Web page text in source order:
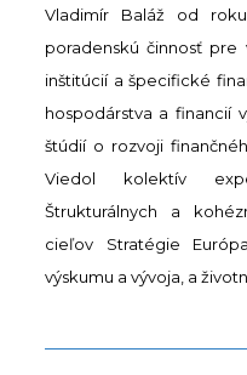
Vladimír Baláž od
poradenskú činnosť pre
inštitúcií a špecifické
hospodárstva a financií
štúdií o rozvoji
Viedol kolektív
Štrukturálnych a
cieľov Stratégie
výskumu a vývoja, a